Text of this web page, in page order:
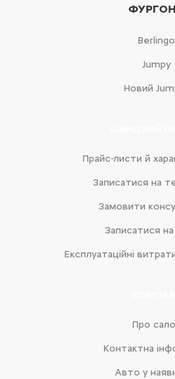
Berlingo
Jumpy
Новий
Прайс-листи й
Записатися на
Замовити
Записатися на
Експлуатаційні
Про
Контактна
Авто у